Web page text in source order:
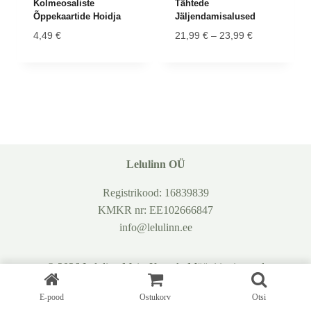
Kolmeosaliste
Õppekaartide Hoidja
4,49 €
Tähtede
Jäljendamisalused
21,99 € – 23,99 €
Lelulinn OÜ
Registrikood: 16839839
KMKR nr: EE102666847
info@lelulinn.ee
© 2026 LelulinnMeist Kontakt Müügitingimused
Privaatsuspoliitika
E-pood Ostukorv Otsi